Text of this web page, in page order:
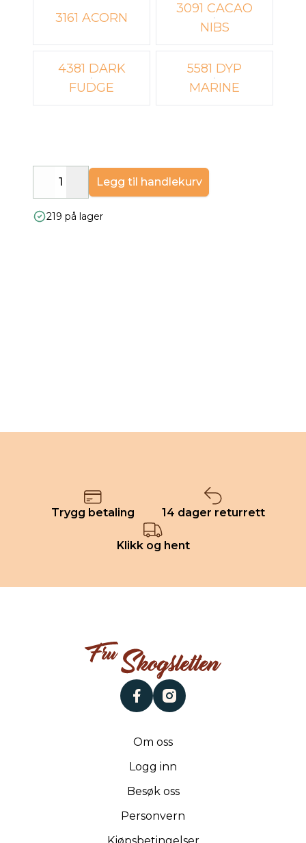
3161 ACORN
3091 CACAO
NIBS
4381 DARK
FUDGE
5581 DYP
MARINE
DecreaseIncrease
Legg til handlekurv
219 på lager
Trygg betaling 14 dager returrett
Klikk og hent
facebookinstagram
Om oss
Logg inn
Besøk oss
Personvern